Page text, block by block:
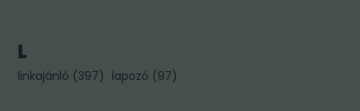
L
linkajánló (397) lapozó (97)